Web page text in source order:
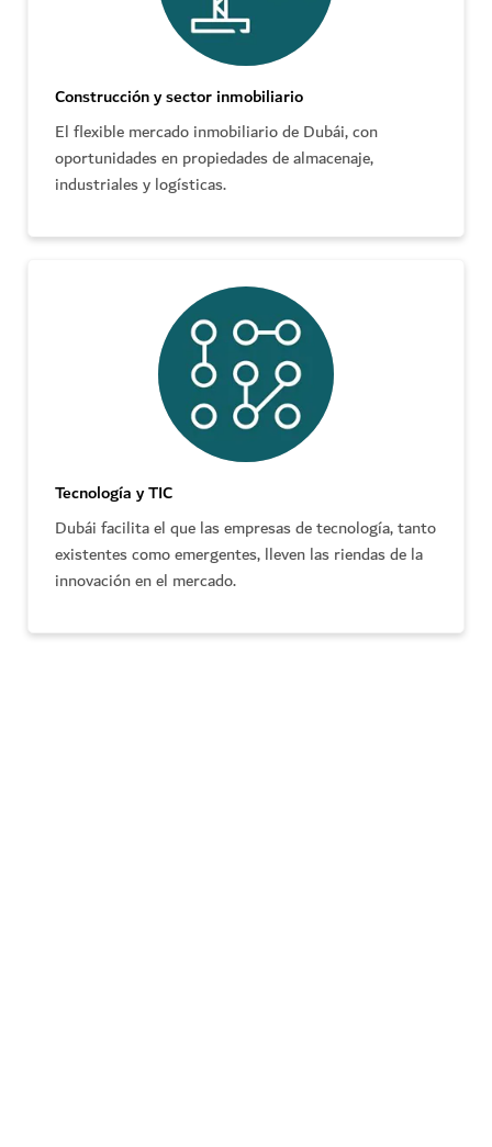
Construcción y sector inmobiliario
El flexible mercado inmobiliario de Dubái, con
oportunidades en propiedades de almacenaje,
industriales y logísticas.
Tecnología y TIC
Dubái facilita el que las empresas de tecnología, tanto
existentes como emergentes, lleven las riendas de la
innovación en el mercado.